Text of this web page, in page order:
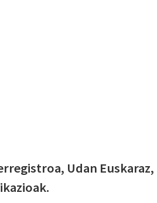
Udan Euskaraz,